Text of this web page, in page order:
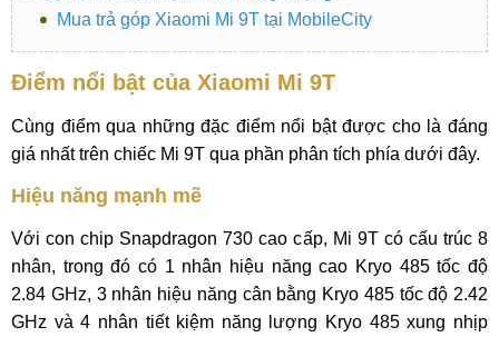
Mua trả góp Xiaomi Mi 9T tại MobileCity
Điểm nổi bật của Xiaomi Mi 9T
Cùng điểm qua những đặc điểm nổi bật được cho là đáng
giá nhất trên chiếc Mi 9T qua phần phân tích phía dưới đây.
Hiệu năng mạnh mẽ
Với con chip Snapdragon 730 cao cấp, Mi 9T có cấu trúc 8
nhân, trong đó có 1 nhân hiệu năng cao Kryo 485 tốc độ
2.84 GHz, 3 nhân hiệu năng cân bằng Kryo 485 tốc độ 2.42
GHz và 4 nhân tiết kiệm năng lượng Kryo 485 xung nhịp